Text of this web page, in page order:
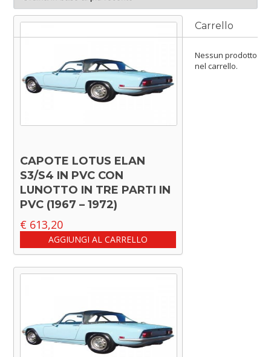
CAPOTE LOTUS ELAN
S3/S4 IN PVC CON
LUNOTTO IN TRE PARTI IN
PVC (1967 – 1972)
€ 613,20
AGGIUNGI AL CARRELLO
Carrello
Nessun prodotto
nel carrello.